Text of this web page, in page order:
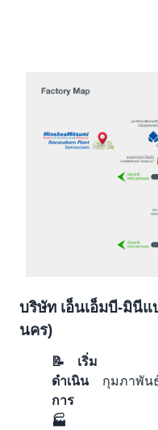
บริษัท เอ็นเอ็มบี-มินี
นคร)
📝 เริ่ม
ดำเนิน
การ
กุมภาพัน
🏭